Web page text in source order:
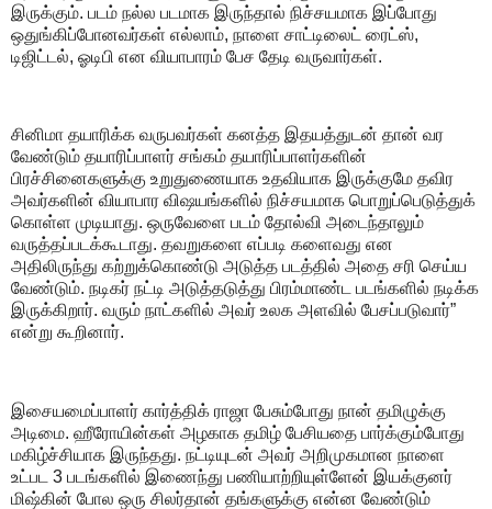
இருக்கும். படம் நல்ல படமாக இருந்தால் நிச்சயமாக இப்போது
ஒதுங்கிப்போனவர்கள் எல்லாம், நாளை சாட்டிலைட் ரைட்ஸ்,
டிஜிட்டல், ஓடிபி என வியாபாரம் பேச தேடி வருவார்கள்.
சினிமா தயாரிக்க வருபவர்கள் கனத்த இதயத்துடன் தான் வர
வேண்டும் தயாரிப்பாளர் சங்கம் தயாரிப்பாளர்களின்
பிரச்சினைகளுக்கு உறுதுணையாக உதவியாக இருக்குமே தவிர
அவர்களின் வியாபார விஷயங்களில் நிச்சயமாக பொறுப்பெடுத்துக்
கொள்ள முடியாது. ஒருவேளை படம் தோல்வி அடைந்தாலும்
வருத்தப்படக்கூடாது. தவறுகளை எப்படி களைவது என
அதிலிருந்து கற்றுக்கொண்டு அடுத்த படத்தில் அதை சரி செய்ய
வேண்டும். நடிகர் நட்டி அடுத்தடுத்து பிரம்மாண்ட படங்களில் நடிக்க
இருக்கிறார். வரும் நாட்களில் அவர் உலக அளவில் பேசப்படுவார்”
என்று கூறினார்.
இசையமைப்பாளர் கார்த்திக் ராஜா பேசும்போது நான் தமிழுக்கு
அடிமை. ஹீரோயின்கள் அழகாக தமிழ் பேசியதை பார்க்கும்போது
மகிழ்ச்சியாக இருந்தது. நட்டியுடன் அவர் அறிமுகமான நாளை
உட்பட 3 படங்களில் இணைந்து பணியாற்றியுள்ளேன் இயக்குனர்
மிஷ்கின் போல ஒரு சிலர்தான் தங்களுக்கு என்ன வேண்டும்